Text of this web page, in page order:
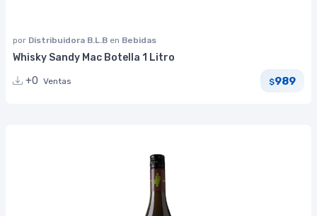
por Distribuidora B.L.B en Bebidas
Whisky Sandy Mac Botella 1 Litro
+0 Ventas $989